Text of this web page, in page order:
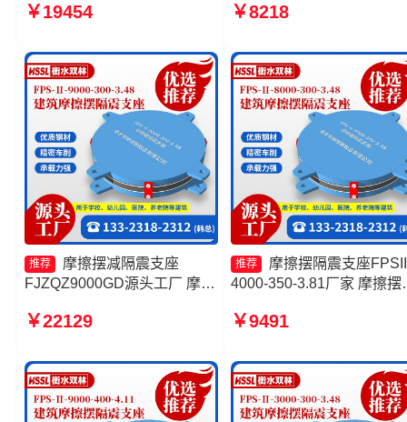
工厂 建筑摩擦摆式减隔震支座
FPSII-2000-400-4.11
￥19454
摆支座定制源头工厂
￥8218
推荐
摩擦摆减隔震支座
FJZQZ9000GD源头工厂 摩擦
4.11源头工厂 建筑摩擦摆减隔
家
￥22129
推荐
摩擦摆隔震支座
4000-350-3.81厂家 摩擦摆
厂家 摩擦摆隔震支座FPSII-
震支座FPSII-9000-350-
源头工厂
￥9491